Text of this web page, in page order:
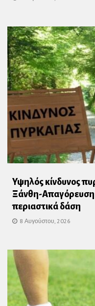
Υψηλός κίνδυνος
Ξάνθη-Απαγόρευση
περιαστικά δάση
8 Αυγούστου, 2026